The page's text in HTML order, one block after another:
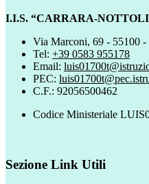
I.I.S. “CARRARA-
Via Marconi, 69 - 55100 -
Tel: +39 0583 955178
Email:
PEC:
C.F.: 92056500462
Codice Ministeriale
Sezione Link Utili